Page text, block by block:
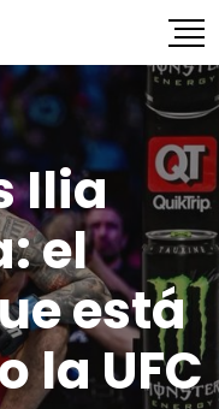
Ilia
el
está
la UFC